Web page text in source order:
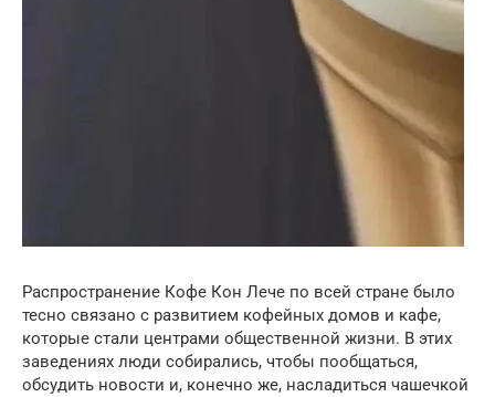
Распространение Кофе Кон Лече по всей стране было
тесно связано с развитием кофейных домов и кафе,
которые стали центрами общественной жизни. В этих
заведениях люди собирались, чтобы пообщаться,
обсудить новости и, конечно же, насладиться чашечкой